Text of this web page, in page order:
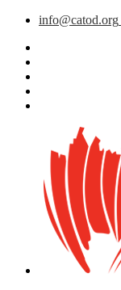
info@catod.org